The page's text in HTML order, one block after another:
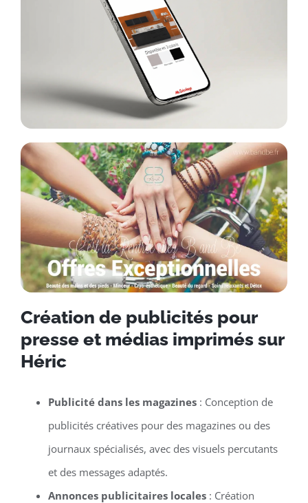
Création de publicités pour
presse et médias imprimés sur
Héric
Publicité dans les magazines: Conception de
publicités créatives pour des magazines ou des
journaux spécialisés, avec des visuels percutants
et des messages adaptés.
Annonces publicitaires locales: Création